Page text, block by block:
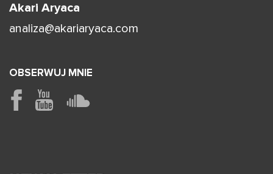
Akari Aryaca
analiza@akariaryaca.com
OBSERWUJ MNIE